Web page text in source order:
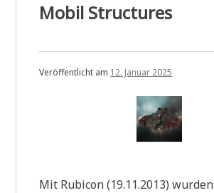
Mobil Structures
Veröffentlicht am 12. Januar 2025
Mit Rubicon (19.11.2013)